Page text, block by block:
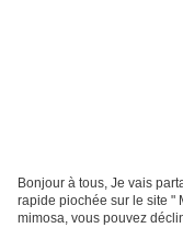
Bonjour à tous, Je vais
rapide piochée sur le site "
mimosa, vous pouvez